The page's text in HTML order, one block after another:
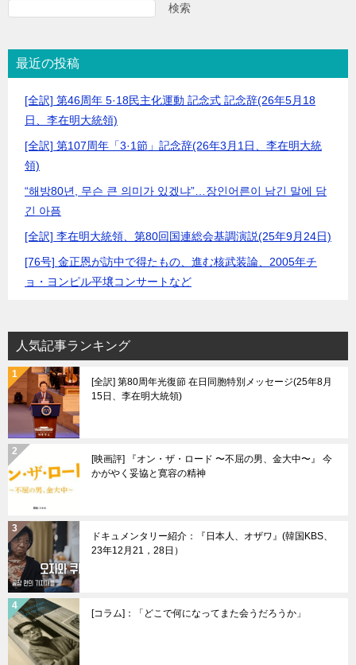
検索
最近の投稿
[全訳] 第46周年 5·18民主化運動 記念式 記念辞(26年5月18
日、李在明大統領)
[全訳] 第107周年「3·1節」記念辞(26年3月1日、李在明大統
領)
“해방80년, 무슨 큰 의미가 있겠냐”…장인어른이 남긴 말에 담
긴 아픔
[全訳] 李在明大統領、第80回国連総会基調演説(25年9月24日)
[76号] 金正恩が訪中で得たもの、進む核武装論、2005年チ
ョ・ヨンピル平壌コンサートなど
人気記事ランキング
[全訳] 第80周年光復節 在日同胞特別メッセージ(25年8月
15日、李在明大統領)
[映画評] 『オン・ザ・ロード 〜不屈の男、金大中〜』 今
かがやく妥協と寛容の精神
ドキュメンタリー紹介：『日本人、オザワ』(韓国KBS、
23年12月21，28日）
[コラム]：「どこで何になってまた会うだろうか」